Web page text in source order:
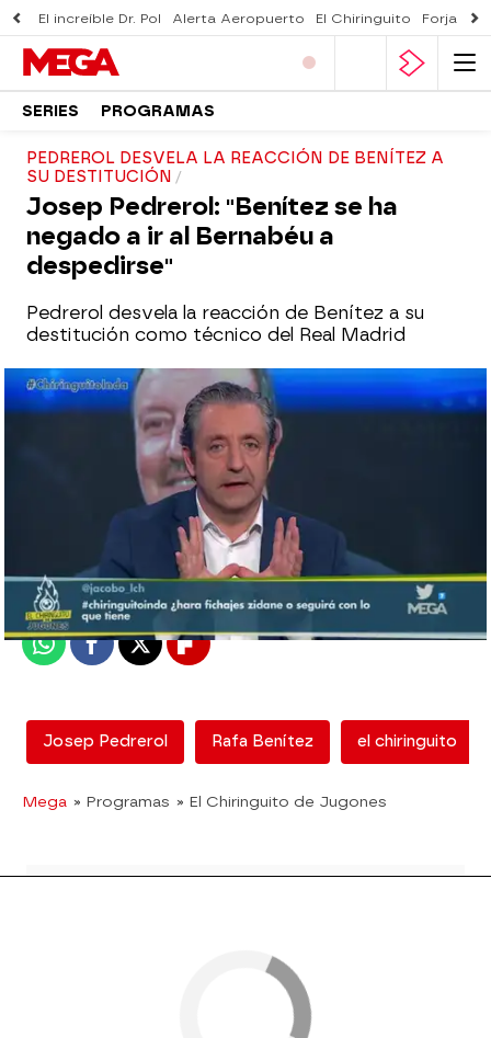
El increíble Dr. Pol Alerta Aeropuerto El Chiringuito Forjado
SERIES PROGRAMAS
PEDREROL DESVELA LA REACCIÓN DE BENÍTEZ A
SU DESTITUCIÓN
Josep Pedrerol: "Benítez se ha
negado a ir al Bernabéu a
despedirse"
Pedrerol desvela la reacción de Benítez a su
destitución como técnico del Real Madrid
Publicado:12 de febrero de 2018, 13:02
WhatsappFacebook
X Flipboard
Josep Pedrerol Rafa Benítez el chiringuito
Mega » Programas » El Chiringuito de Jugones